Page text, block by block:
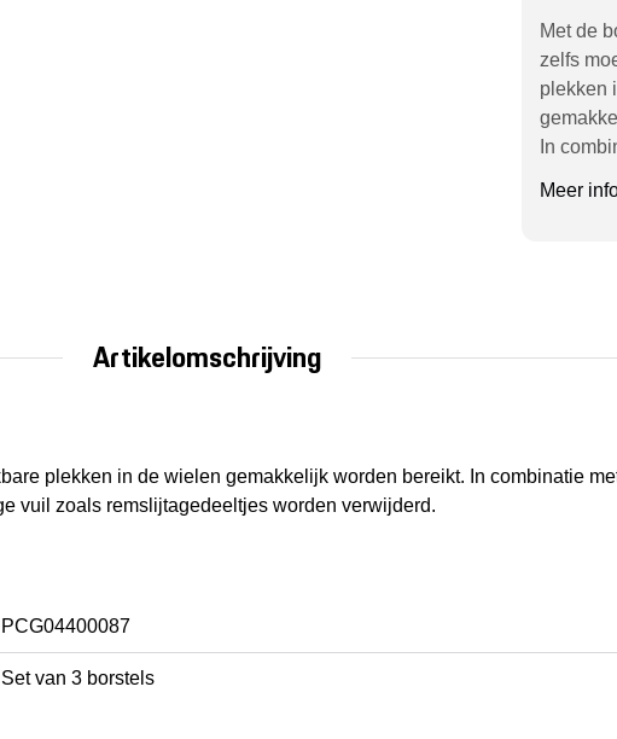
Met de
zelfs
plekken
In
Meer
Artikelomschrijving
plekken in de wielen gemakkelijk worden bereikt. In combinatie
vuil zoals remslijtagedeeltjes worden verwijderd.
PCG04400087
Set van 3 borstels